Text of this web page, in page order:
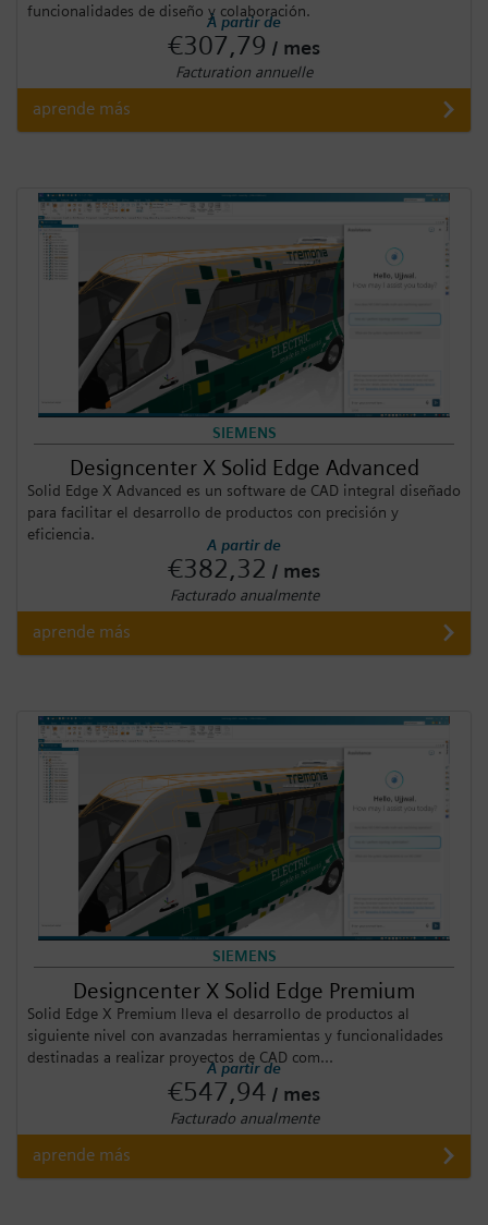
funcionalidades de diseño y colaboración.
À partir de
€307,79 / mes
Facturation annuelle
aprende más
SIEMENS
Designcenter X Solid Edge Advanced
Solid Edge X Advanced es un software de CAD integral diseñado
para facilitar el desarrollo de productos con precisión y
eficiencia.
A partir de
€382,32 / mes
Facturado anualmente
aprende más
SIEMENS
Designcenter X Solid Edge Premium
Solid Edge X Premium lleva el desarrollo de productos al
siguiente nivel con avanzadas herramientas y funcionalidades
destinadas a realizar proyectos de CAD com...
A partir de
€547,94 / mes
Facturado anualmente
aprende más